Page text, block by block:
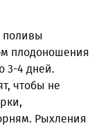
поливы
плодоношения
3-4 дней.
чтобы не
Рыхления